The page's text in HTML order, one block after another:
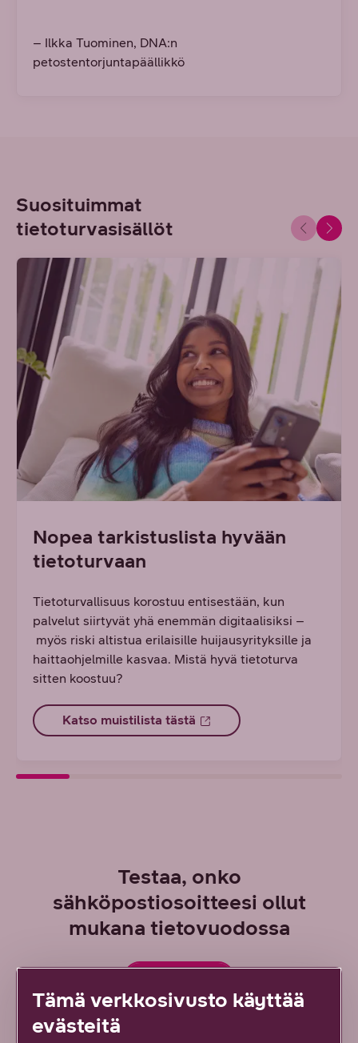
– Ilkka Tuominen, DNA:n
petostentorjuntapäällikkö
Suosituimmat
tietoturvasisällöt
Nopea tarkistuslista hyvään
tietoturvaan
Tietoturvallisuus korostuu entisestään, kun
palvelut siirtyvät yhä enemmän digitaalisiksi –
myös riski altistua erilaisille huijausyrityksille ja
haittaohjelmille kasvaa. Mistä hyvä tietoturva
sitten koostuu?
Katso muistilista tästä
Testaa, onko
sähköpostiosoitteesi ollut
mukana tietovuodossa
Tämä verkkosivusto käyttää
evästeitä